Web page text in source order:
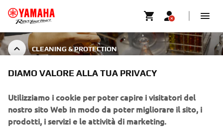
CLEANING & PROTECTION
CLEANING & PROTECTION
DIAMO VALORE ALLA TUA PRIVACY
Utilizziamo i cookie per poter capire i visitatori del
nostro sito Web in modo da poter migliorare il sito, i
prodotti, i servizi e le attività di marketing.